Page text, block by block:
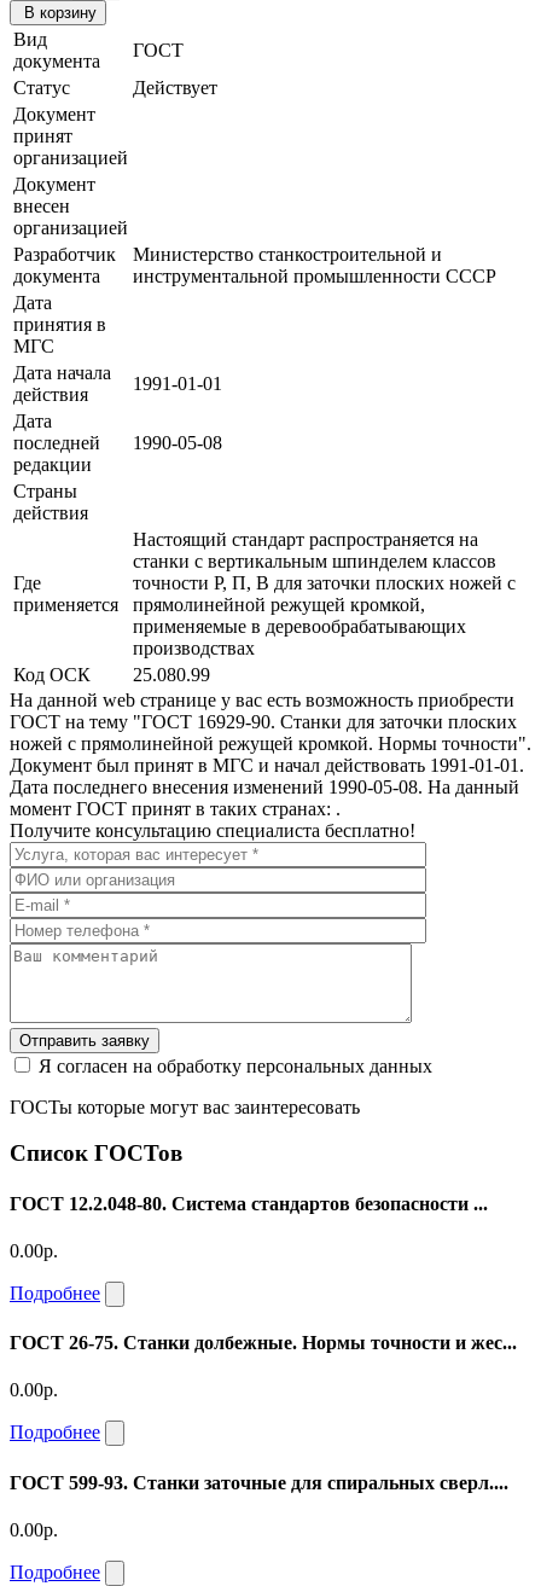
В корзину
Вид
документа
ГОСТ
Статус
Действует
Документ
принят
организацией
Документ
внесен
организацией
Разработчик
документа
Министерство станкостроительной и
инструментальной промышленности СССР
Дата
принятия в
МГС
Дата начала
действия
1991-01-01
Дата
последней
редакции
1990-05-08
Страны
действия
Где
применяется
Настоящий стандарт распространяется на
станки с вертикальным шпинделем классов
точности Р, П, В для заточки плоских ножей с
прямолинейной режущей кромкой,
применяемые в деревообрабатывающих
производствах
Код ОСК
25.080.99
На данной web странице у вас есть возможность приобрести
ГОСТ на тему "ГОСТ 16929-90. Станки для заточки плоских
ножей с прямолинейной режущей кромкой. Нормы точности".
Документ был принят в МГС и начал действовать 1991-01-01.
Дата последнего внесения изменений 1990-05-08. На данный
момент ГОСТ принят в таких странах: .
Получите консультацию специалиста бесплатно!
Отправить заявку
Я согласен на обработку персональных данных
ГОСТы которые могут вас заинтересовать
Список ГОСТов
ГОСТ 12.2.048-80. Система стандартов безопасности ...
0.00р.
Подробнее
ГОСТ 26-75. Станки долбежные. Нормы точности и жес...
0.00р.
Подробнее
ГОСТ 599-93. Станки заточные для спиральных сверл....
0.00р.
Подробнее